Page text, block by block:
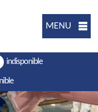
MENU
indisponible